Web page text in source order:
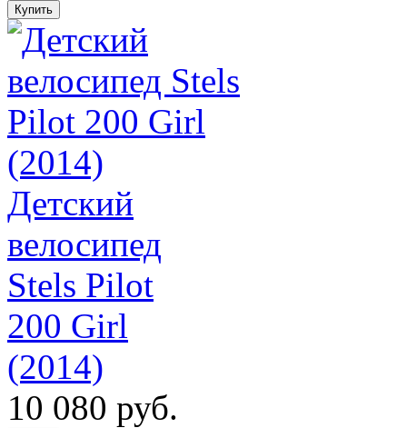
Детский
велосипед
Stels Pilot
200 Girl
(2014)
10 080 руб.